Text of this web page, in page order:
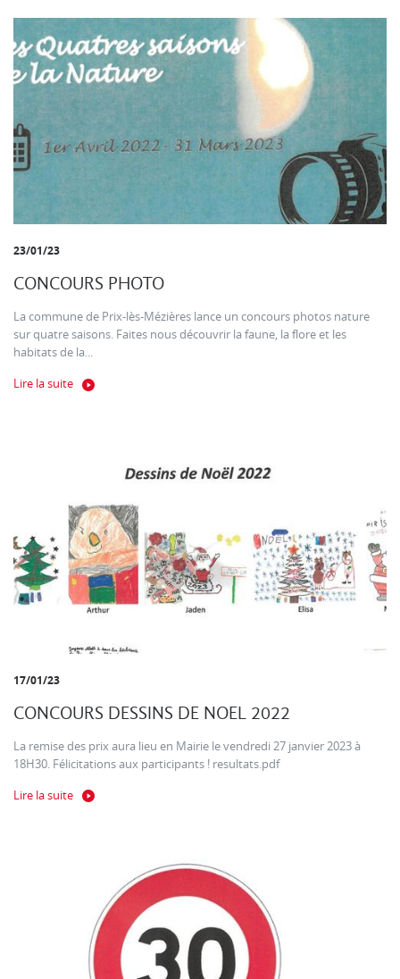
23/01/23
CONCOURS PHOTO
La commune de Prix-lès-Mézières lance un concours photos nature
sur quatre saisons. Faites nous découvrir la faune, la flore et les
habitats de la...
Lire la suite
17/01/23
CONCOURS DESSINS DE NOEL 2022
La remise des prix aura lieu en Mairie le vendredi 27 janvier 2023 à
18H30. Félicitations aux participants ! resultats.pdf
Lire la suite